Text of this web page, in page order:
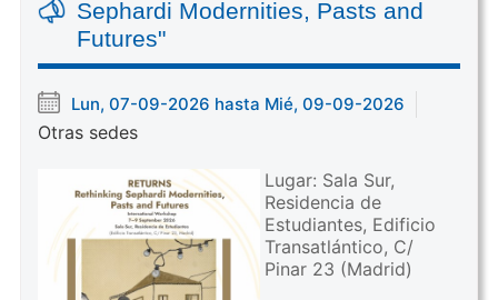
Sephardi Modernities, Pasts and
Futures"
Lun, 07-09-2026 hasta Mié, 09-09-2026
Otras sedes
Lugar: Sala Sur,
Residencia de
Estudiantes, Edificio
Transatlántico, C/
Pinar 23 (Madrid)